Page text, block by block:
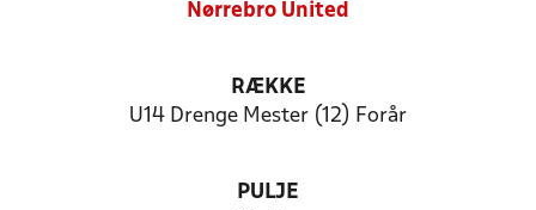
Nørrebro United
RÆKKE
U14 Drenge Mester (12) Forår
PULJE